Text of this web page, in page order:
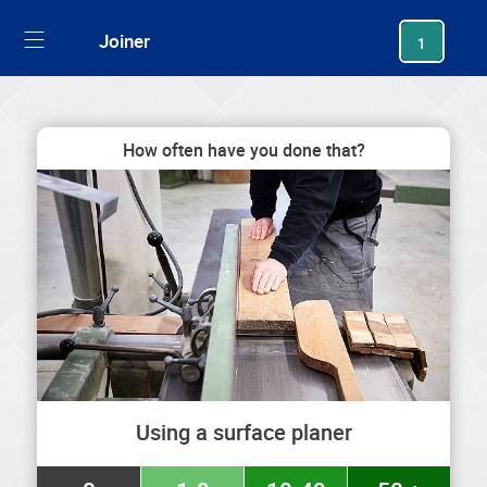
Joiner 1
How often have you done that?
Using a surface planer